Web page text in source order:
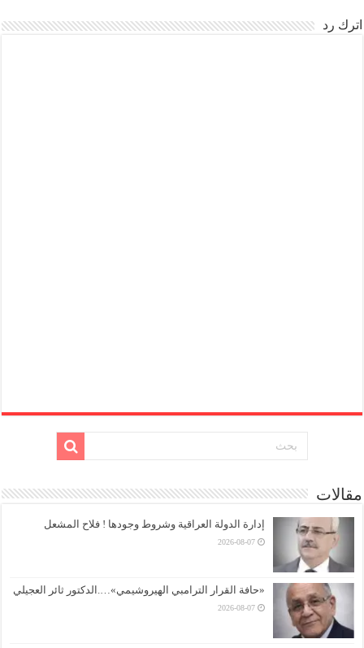
اترك رد
مقالات
إدارة الدولة العراقية وشروط وجودها ! فلاح المشعل
2026-08-07
«حافة القرار الترامبي الهيروشيمي»….الدكتور ثائر العجيلي
2026-08-07